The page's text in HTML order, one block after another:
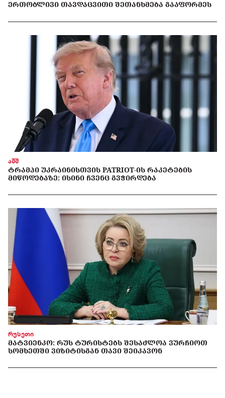
ᲔᲠᲗᲝᲑᲚᲘᲕᲘ ᲗᲐᲕᲓᲐᲪᲕᲘᲗᲘ ᲨᲔᲗᲐᲜᲮᲛᲔᲑᲐ ᲒᲐᲐᲤᲝᲠᲛᲔᲡ
აშშ
ᲢᲠᲐᲛᲞᲘ ᲣᲙᲠᲐᲘᲜᲘᲡᲗᲕᲘᲡ PATRIOT-ᲘᲡ ᲠᲐᲙᲔᲢᲔᲑᲘᲡ
ᲛᲘᲬᲝᲓᲔᲑᲐᲖᲔ: ᲘᲡᲘᲜᲘ ᲩᲕᲔᲜᲪ ᲒᲕᲭᲘᲠᲓᲔᲑᲐ
რუსეთი
ᲛᲐᲢᲕᲘᲔᲜᲙᲝ: ᲠᲣᲡ ᲢᲣᲠᲘᲡᲢᲔᲑᲡ ᲨᲔᲡᲐᲫᲚᲝᲐ ᲕᲣᲠᲩᲘᲝᲗ
ᲡᲝᲛᲮᲔᲗᲨᲘ ᲕᲘᲖᲘᲢᲘᲡᲒᲐᲜ ᲗᲐᲕᲘ ᲨᲔᲘᲙᲐᲕᲝᲜ